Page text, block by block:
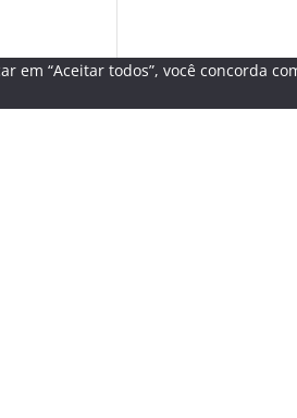
“Aceitar todos”, você concorda